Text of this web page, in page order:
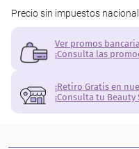
Precio sin impuestos
Ver promos
¡Consulta las
¡Retiro Gratis en
¡Consulta tu Beauty